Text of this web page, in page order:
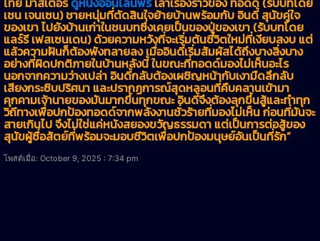
เชน เจนเซน) ชายหนุ่มที่ตัดสินใจย้ายบ้านพร้อมกับ อินดี้ สุนัขคู่ใจ
ของเขา ไปยังบ้านเก่าในชนบทซึ่งเคยเป็นของปู่ของเขา (รับบทโดย
แลร์รี เฟสเซนเดน) ด้วยความหวังที่จะเริ่มต้นชีวิตใหม่ที่เงียบสงบ แต่
แล้วความฝันก็ต้องพังทลายลง เมื่ออินดี้เริ่มสัมผัสได้ถึงบางสิ่งบาง
อย่างที่ผิดปกติภายในบ้านหลังนี้ ในขณะที่ทอดด์มองไม่เห็นอะไร
นอกจากความว่างเปล่า อินดี้กลับต้องเผชิญหน้ากับเงามืดลึกลับ
เสียงกระซิบปริศนา และปรากฏการณ์สุดหลอนที่คืบคลานเข้ามา
คุกคามเจ้านายของมันมากขึ้นทุกขณะ อินดี้จึงต้องลุกขึ้นสู้และทำทุก
วิถีทางเพื่อปกป้องทอดด์จากพลังงานชั่วร้ายที่มองไม่เห็น ก่อนที่มันจะ
สายเกินไป จึงไม่ใช่แค่หนังสยองขวัญธรรมดา แต่เป็นการต่อสู้ของ
สุนัขผู้ซื่อสัตย์ที่พร้อมจะมอบชีวิตเพื่อปกป้องมนุษย์อันเป็นที่รัก”
โพสต์เมื่อ: October 9, 2025 : 7:34 pm